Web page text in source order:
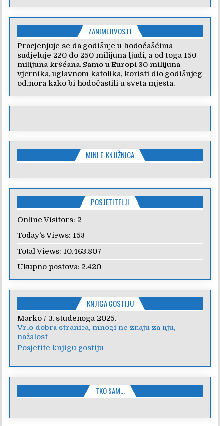
ZANIMLJIVOSTI
Procjenjuje se da godišnje u hodočašćima
sudjeluje 220 do 250 milijuna ljudi, a od toga 150
milijuna kršćana. Samo u Europi 30 milijuna
vjernika, uglavnom katolika, koristi dio godišnjeg
odmora kako bi hodočastili u sveta mjesta.
MINI E-KNJIŽNICA
POSJETITELJI
Online Visitors: 2
Today's Views: 158
Total Views: 10.463.807
Ukupno postova: 2.420
KNJIGA GOSTIJU
Marko / 3. studenoga 2025.
Vrlo dobra stranica, mnogi ne znaju za nju,
nažalost
Anica/7. veljače 2024.
Poštovanje, draga kolegice! Hvala Vam na
nesebičnom radu i promoviranju...
Posjetite knjigu gostiju
TKO SAM…